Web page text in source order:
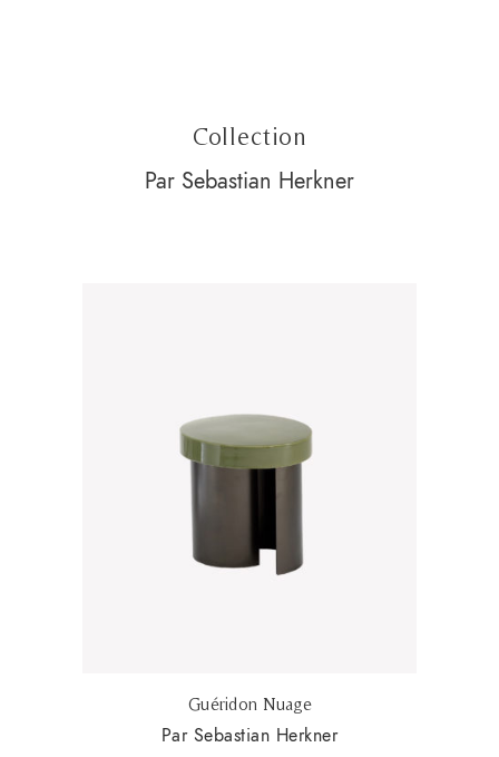
Collection
Par Sebastian Herkner
Guéridon Nuage
Par Sebastian Herkner